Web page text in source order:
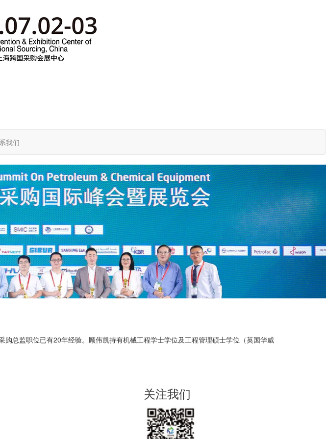
我们
总监职位已有20年经验。顾伟凯持有机械工程学士学位及工程管理硕士学位（英国华威
关注我们